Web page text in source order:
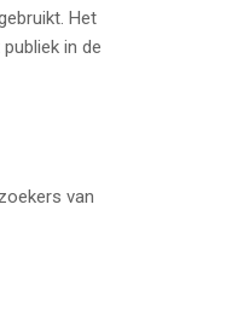
Het
in de
van